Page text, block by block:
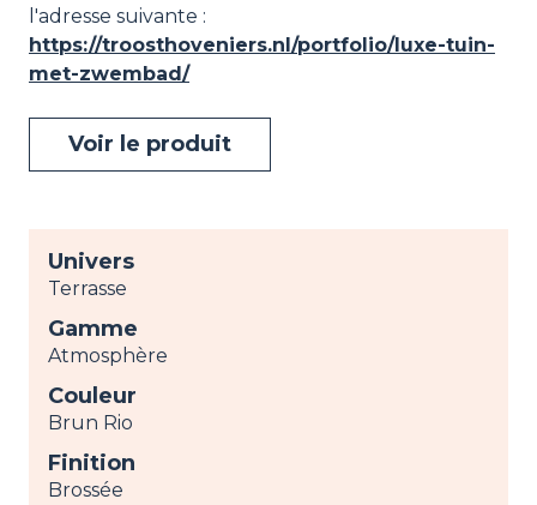
l'adresse suivante :
https://troosthoveniers.nl/portfolio/luxe-tuin-
met-zwembad/
Voir le produit
Univers
Terrasse
Gamme
Atmosphère
Couleur
Brun Rio
Finition
Brossée